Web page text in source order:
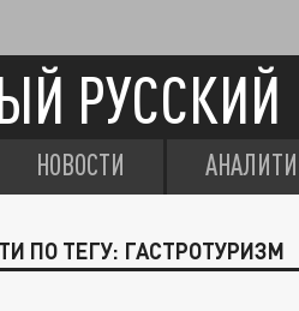
РУССКИЙ
НОВОСТИ
ПО ТЕГУ: ГАСТРОТУРИЗМ